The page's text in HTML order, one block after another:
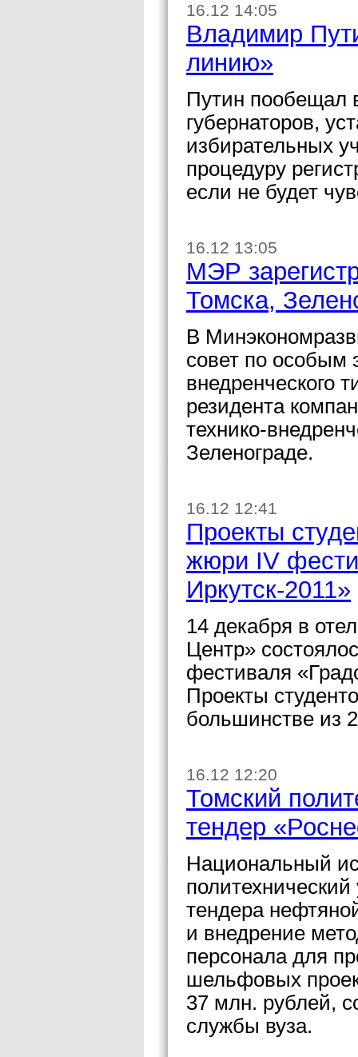
16.12 14:05
Владимир
линию»
Путин пообещал
губернаторов,
избирательных
процедуру
если не будет
16.12 13:05
МЭР
Томска,
В
совет по особым
внедренческого
резидента
технико-
Зеленограде.
16.12 12:41
Проекты
жюри IV
Иркутск-2011»
14 декабря в
Центр»
фестиваля
Проекты
большинстве из
16.12 12:20
Томский
тендер
Национальный
тендера
и внедрение
персонала для
шельфовых
37 млн. рублей,
службы вуза.